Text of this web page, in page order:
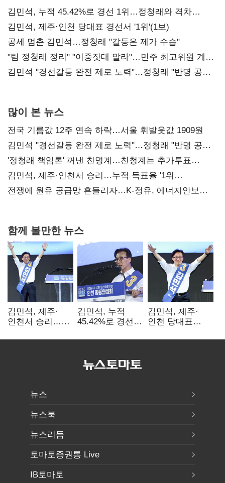
김민석, 누적 45.42%로 경선 1위…정청래와 격차
0.86%p(2보)
김민석, 제주·인천 당대표 경선서 '1위'(1보)
공세 멈춘 김민석…정청래 "갈등은 제가 수습"
"팀 정청래 정리" "이중잣대 말라"…민주 최고위원 계파
다툼 격화
김민석 "경선갈등 완전 제로 노력"…정청래 "반명 공세
많이 본 뉴스
전국 기름값 12주 연속 하락…서울 휘발윳값 1909원
김민석 "경선갈등 완전 제로 노력"…정청래 "반명 공세
사과부터"
'정청래 책임론' 꺼낸 친명계…친청계는 추가투표
때리기
김민석, 제주·인천서 승리…누적 득표율 '1위
탈환'(종합)
전쟁에 원유 공급망 흔들리자…K-정유, 에너지안보
함께 볼만한 뉴스
김민석, 제주·
인천서 승리…
탈환'(종합)
김민석, 누적
45.42%로 경선
격차
김민석, 제주·
인천 당대표
뉴스
뉴스북
뉴스리듬
토마토증권통 Live
IB토마토